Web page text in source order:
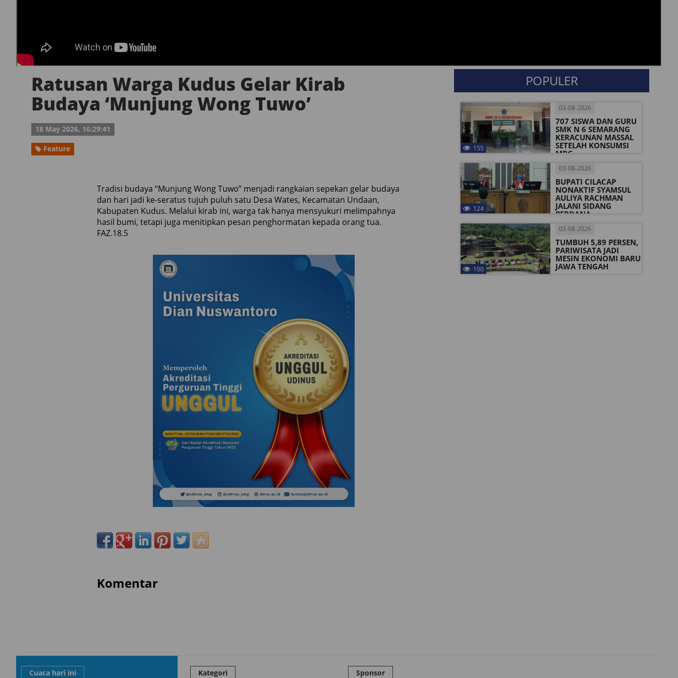
Ratusan Warga Kudus Gelar Kirab
Budaya ‘Munjung Wong Tuwo’
18 May 2026, 16:29:41
Feature
Tradisi budaya “Munjung Wong Tuwo” menjadi rangkaian sepekan gelar budaya
dan hari jadi ke-seratus tujuh puluh satu Desa Wates, Kecamatan Undaan,
Kabupaten Kudus. Melalui kirab ini, warga tak hanya mensyukuri melimpahnya
hasil bumi, tetapi juga menitipkan pesan penghormatan kepada orang tua.
FAZ.18.5
Komentar
POPULER
03-08-2026
707 SISWA DAN GURU
SMK N 6 SEMARANG
KERACUNAN MASSAL
SETELAH KONSUMSI
MBG
155
03-08-2026
BUPATI CILACAP
NONAKTIF SYAMSUL
AULIYA RACHMAN
JALANI SIDANG
PERDANA
124
03-08-2026
TUMBUH 5,89 PERSEN,
PARIWISATA JADI
MESIN EKONOMI BARU
JAWA TENGAH
100
Cuaca hari ini Kategori Sponsor